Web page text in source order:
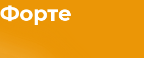
Форте